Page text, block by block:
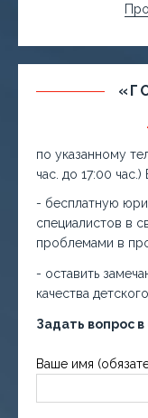
по указанному
час. до 17:00
- бесплатную
специалистов в
проблемами в
- оставить
качества
Задать вопрос
Ваше имя